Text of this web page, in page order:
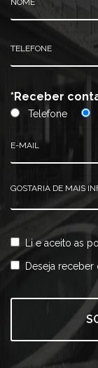
*Receber
Telefone
Li e aceito as
Deseja receber